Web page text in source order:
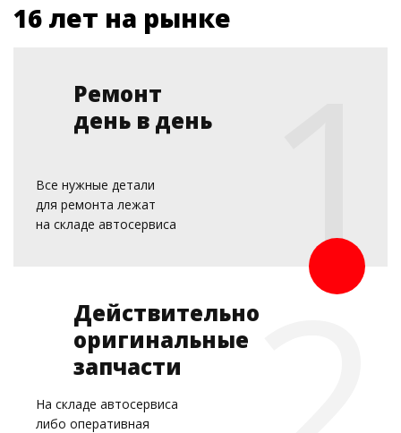
16 лет на рынке
Ремонт
день в день
Все нужные детали
для ремонта лежат
на складе автосервиса
Действительно
оригинальные
запчасти
На складе автосервиса
либо оперативная